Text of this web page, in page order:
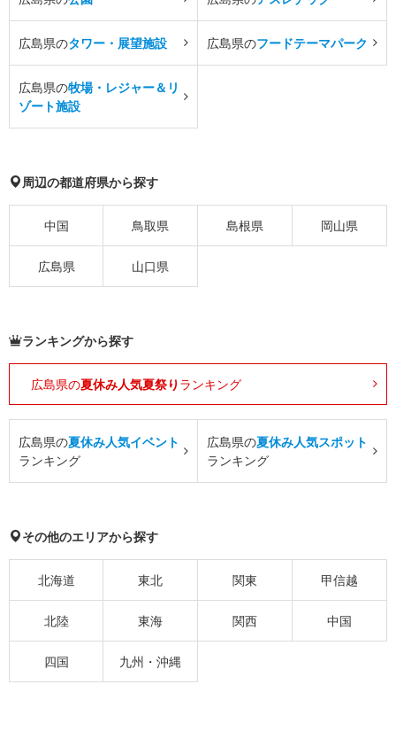
広島県のタワー・展望施設 広島県のフードテーマパーク
広島県の牧場・レジャー＆リ
ゾート施設
周辺の都道府県から探す
中国 鳥取県 島根県 岡山県
広島県 山口県
ランキングから探す
広島県の夏休み人気夏祭り ランキング
広島県の夏休み人気イベント
ランキング
広島県の夏休み人気スポット
ランキング
その他のエリアから探す
北海道 東北 関東 甲信越
北陸 東海 関西 中国
四国 九州・沖縄